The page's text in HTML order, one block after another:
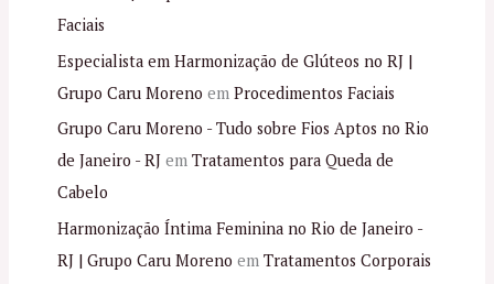
Faciais
Especialista em Harmonização de Glúteos no RJ |
Grupo Caru Moreno em Procedimentos Faciais
Grupo Caru Moreno - Tudo sobre Fios Aptos no Rio
de Janeiro - RJem Tratamentos para Queda de
Cabelo
Harmonização Íntima Feminina no Rio de Janeiro -
RJ | Grupo Caru Moreno em Tratamentos Corporais